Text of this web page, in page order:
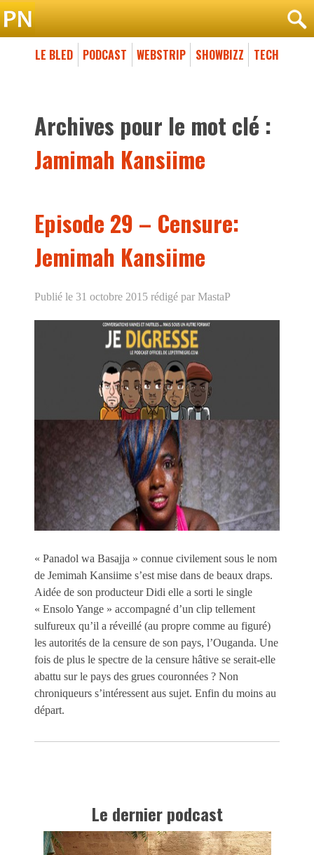
LE BLED PODCAST WEBSTRIP SHOWBIZZ TECH
Archives pour le mot clé :
Jamimah Kansiime
Episode 29 – Censure:
Jemimah Kansiime
Publié le 31 octobre 2015 rédigé par MastaP
« Panadol wa Basajja » connue civilement sous le nom
de Jemimah Kansiime s’est mise dans de beaux draps.
Aidée de son producteur Didi elle a sorti le single
« Ensolo Yange » accompagné d’un clip tellement
sulfureux qu’il a réveillé (au propre comme au figuré)
les autorités de la censure de son pays, l’Ouganda. Une
fois de plus le spectre de la censure hâtive se serait-elle
abattu sur le pays des grues couronnées ? Non
chroniqueurs s’intéressent aus sujet. Enfin du moins au
départ.
Le dernier podcast